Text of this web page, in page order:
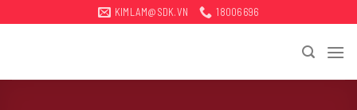
qua
KIMLAM@SDK.VN 18006696